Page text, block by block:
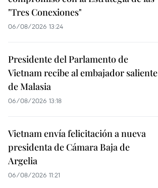
"Tres Conexiones"
06/08/2026 13:24
Presidente del Parlamento de
Vietnam recibe al embajador saliente
de Malasia
06/08/2026 13:18
Vietnam envía felicitación a nueva
presidenta de Cámara Baja de
Argelia
06/08/2026 11:21